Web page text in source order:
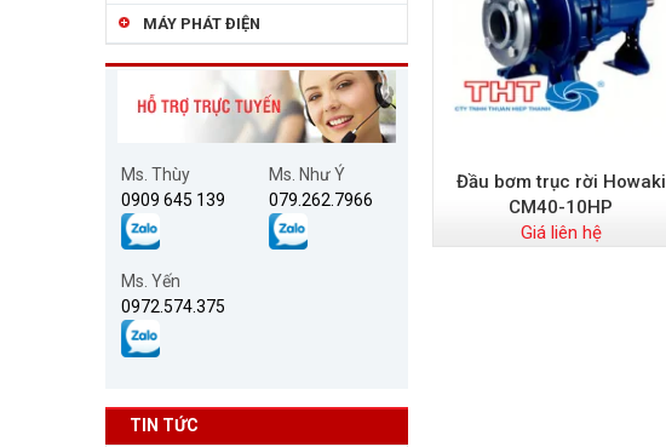
MÁY PHÁT ĐIỆN
Ms. Thùy
0909 645 139
Ms. Như Ý
079.262.7966
Ms. Yến
0972.574.375
TIN TỨC
Đầu bơm trục rời Howaki
CM40-10HP
Giá liên hệ